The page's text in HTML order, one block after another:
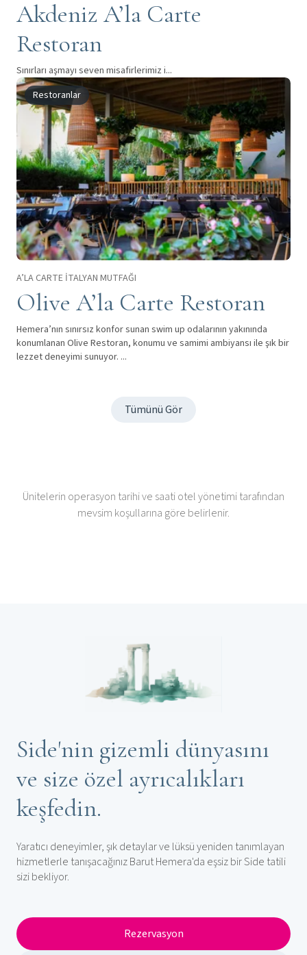
Akdeniz A’la Carte
Restoran
Sınırları aşmayı seven misafirlerimiz i...
Restoranlar
A’LA CARTE İTALYAN MUTFAĞI
Olive A’la Carte Restoran
Hemera’nın sınırsız konfor sunan swim up odalarının yakınında
konumlanan Olive Restoran, konumu ve samimi ambiyansı ile şık bir
lezzet deneyimi sunuyor. ...
Tümünü Gör
Ünitelerin operasyon tarihi ve saati otel yönetimi tarafından
mevsim koşullarına göre belirlenir.
Side'nin gizemli dünyasını
ve size özel ayrıcalıkları
keşfedin.
Yaratıcı deneyimler, şık detaylar ve lüksü yeniden tanımlayan
hizmetlerle tanışacağınız Barut Hemera'da eşsiz bir Side tatili
sizi bekliyor.
Rezervasyon